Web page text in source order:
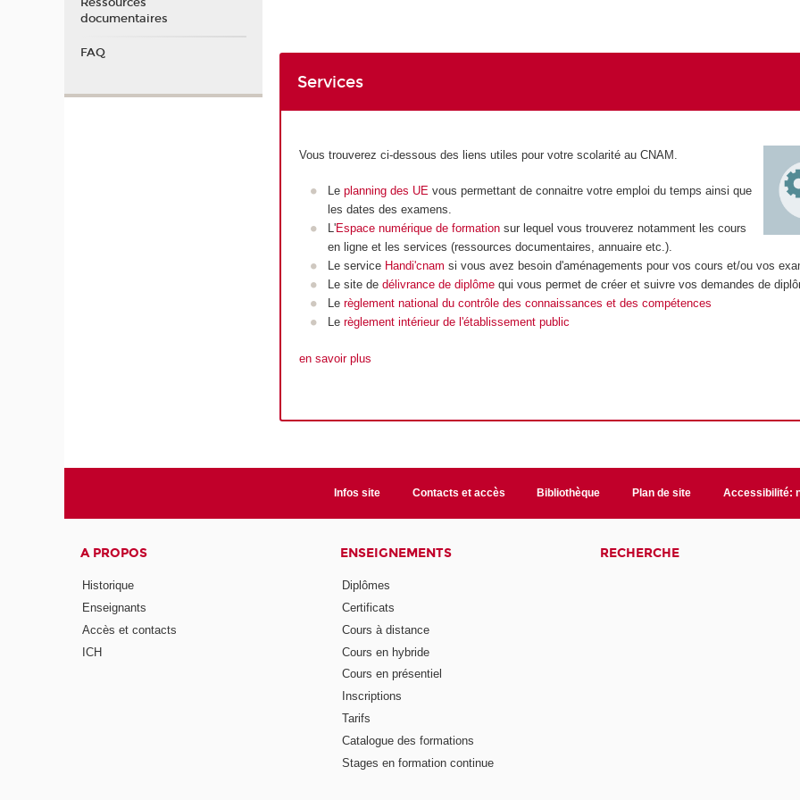
Services
Vous trouverez ci-dessous des liens utiles pour votre scolarité au CNAM.
Leplanning des UE vous permettant de connaitre votre emploi du temps ainsi que
les dates des examens.
L'Espace numérique de formation sur lequel vous trouverez notamment les cours
en ligne et les services (ressources documentaires, annuaire etc.).
Le service Handi'cnam si vous avez besoin d'aménagements pour vos cours et/ou vos
Le site dedélivrance de diplôme qui vous permet de créer et suivre vos demandes de
Lerèglement national du contrôle des connaissances et des compétences
Lerèglement intérieur de l'établissement public
en savoir plus
documentaires
FAQ
Infos site Contacts et accès Bibliothèque Plan de site Accessibilité:
A PROPOS
Historique
Enseignants
Accès et contacts
ICH
ENSEIGNEMENTS
Diplômes
Certificats
Cours à distance
Cours en hybride
Cours en présentiel
Inscriptions
Tarifs
Catalogue des formations
Stages en formation continue
RECHERCHE